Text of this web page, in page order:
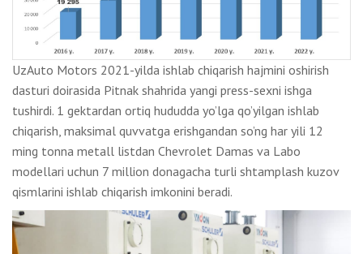
UzAuto Motors 2021-yilda ishlab chiqarish hajmini oshirish
dasturi doirasida Pitnak shahrida yangi press-sexni ishga
tushirdi. 1 gektardan ortiq hududda yo’lga qo’yilgan ishlab
chiqarish, maksimal quvvatga erishgandan so’ng har yili 12
ming tonna metall listdan Chevrolet Damas va Labo
modellari uchun 7 million donagacha turli shtamplash kuzov
qismlarini ishlab chiqarish imkonini beradi.